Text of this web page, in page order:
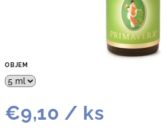
OBJEM
€9,10 / ks